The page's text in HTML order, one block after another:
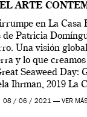
ARTE
en La Casa
de Patricia
Una visión
y lo que creamos
Seaweed Day:
Ihrman, 2019 La
y la Wellcome
08 / 06 / 2021 — VER